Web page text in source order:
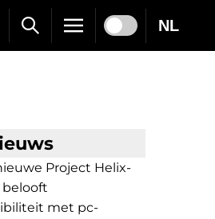
NL
Project Helix-
belooft
met pc-